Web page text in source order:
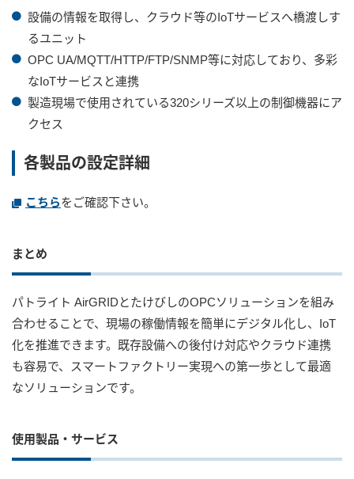
設備の情報を取得し、クラウド等のIoTサービスへ橋渡しす
るユニット
OPC UA/MQTT/HTTP/FTP/SNMP等に対応しており、多彩
なIoTサービスと連携
製造現場で使用されている320シリーズ以上の制御機器にア
クセス
各製品の設定詳細
こちらをご確認下さい。
まとめ
パトライト AirGRIDとたけびしのOPCソリューションを組み
合わせることで、現場の稼働情報を簡単にデジタル化し、IoT
化を推進できます。既存設備への後付け対応やクラウド連携
も容易で、スマートファクトリー実現への第一歩として最適
なソリューションです。
使用製品・サービス